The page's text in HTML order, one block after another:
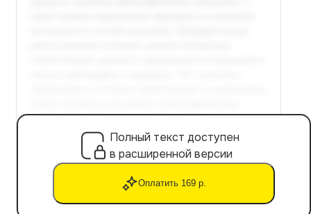
Полный текст доступен
в расширенной версии
Оплатить 169 р.